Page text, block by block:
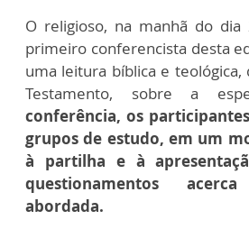
O religioso, na manhã do
primeiro conferencista desta
uma leitura bíblica e teológica,
Testamento, sobre a
conferência, os
grupos de estudo, em um
à partilha e à
questionamentos
abordada.